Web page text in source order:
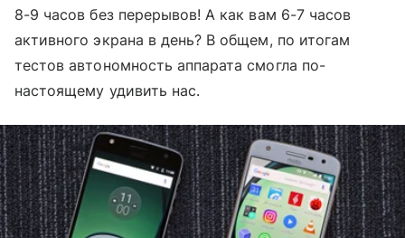
8-9 часов без перерывов! А как вам 6-7 часов
активного экрана в день? В общем, по итогам
тестов автономность аппарата смогла по-
настоящему удивить нас.